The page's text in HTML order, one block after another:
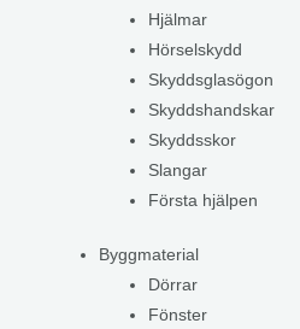
Hjälmar
Hörselskydd
Skyddsglasögon
Skyddshandskar
Skyddsskor
Slangar
Första hjälpen
Byggmaterial
Dörrar
Fönster